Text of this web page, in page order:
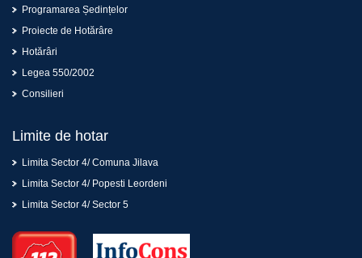
Programarea Ședințelor
Proiecte de Hotărâre
Hotărâri
Legea 550/2002
Consilieri
Limite de hotar
Limita Sector 4/ Comuna Jilava
Limita Sector 4/ Popesti Leordeni
Limita Sector 4/ Sector 5